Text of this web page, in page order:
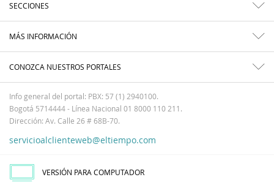
SECCIONES
MÁS INFORMACIÓN
CONOZCA NUESTROS PORTALES
Info general del portal: PBX: 57 (1) 2940100.
Bogotá 5714444 - Línea Nacional 01 8000 110 211.
Dirección: Av. Calle 26 # 68B-70.
servicioalclienteweb@eltiempo.com
VERSIÓN PARA COMPUTADOR